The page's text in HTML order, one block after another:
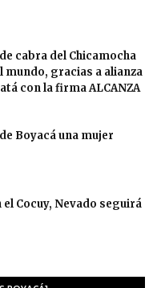
cabra del Chicamocha
gracias a alianza
con la firma ALCANZA
Boyacá una mujer
Cocuy, Nevado seguirá